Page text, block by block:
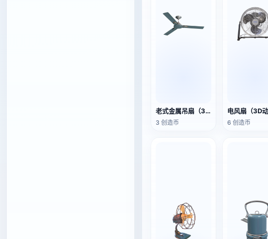
老式金属吊扇（3D动作模型）
3 创造币 6 创造币